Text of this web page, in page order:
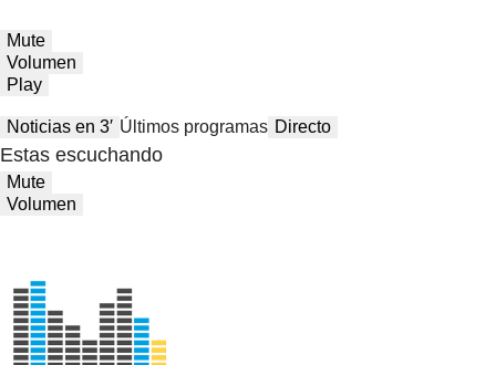
Mute
Volumen
Play
Noticias en 3′ Últimos programas Directo
Estas escuchando
Mute
Volumen